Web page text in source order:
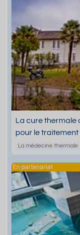
La cure thermale
pour le
La médecine thermale